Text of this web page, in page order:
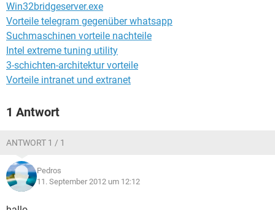
Win32bridgeserver.exe
Vorteile telegram gegenüber whatsapp
Suchmaschinen vorteile nachteile
Intel extreme tuning utility
3-schichten-architektur vorteile
Vorteile intranet und extranet
1 Antwort
ANTWORT 1 / 1
Pedros
11. September 2012 um 12:12